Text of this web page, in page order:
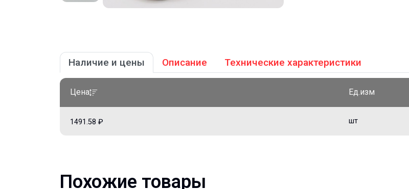
Наличие и цены Описание Технические характеристики
Цена Ед.изм
1491.58 ₽ шт
Похожие товары